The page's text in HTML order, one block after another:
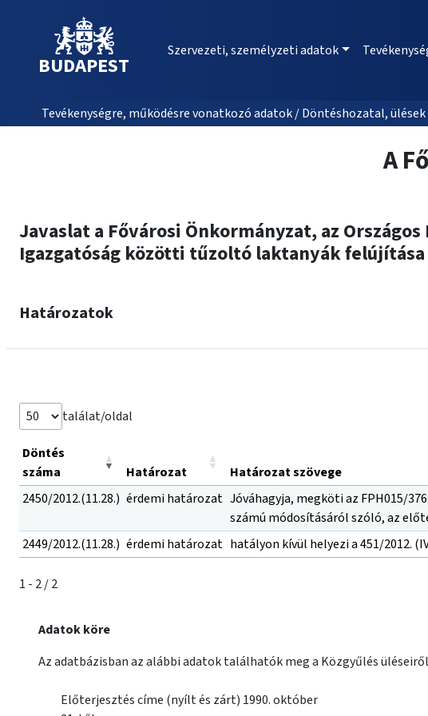
BUDAPEST
Szervezeti, személyzeti adatok
Tevékenységre, működésre vonatkozó adatok / Döntéshozatal,
A
Javaslat a Fővárosi Önkormányzat, az
Igazgatóság közötti tűzoltó laktanyák
Határozatok
találat/oldal
Döntés
száma
Határozat
Határozat szövege
2450/2012.(11.28.) érdemi határozat Jóváhagyja, megköti az FPH015/
számú módosításáról szóló, az
2449/2012.(11.28.) érdemi határozat hatályon kívül helyezi a 451/2012.
1 - 2 / 2
Adatok köre
Az adatbázisban az alábbi adatok találhatók meg a Közgyűlés
Előterjesztés címe (nyílt és zárt) 1990. október